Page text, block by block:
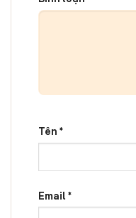
Tên*
Email*